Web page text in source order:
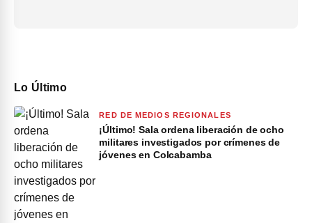
Lo Último
RED DE MEDIOS REGIONALES
¡Último! Sala ordena liberación de ocho
militares investigados por crímenes de
jóvenes en Colcabamba